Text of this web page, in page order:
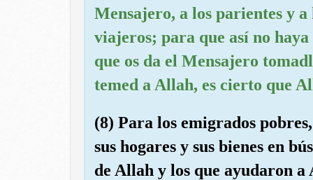
Mensajero, a los parientes y
viajeros; para que así no
que os da el Mensajero
temed a Allah, es cierto que
(8) Para los emigrados
sus hogares y sus bienes en
de Allah y los que ayudaron a